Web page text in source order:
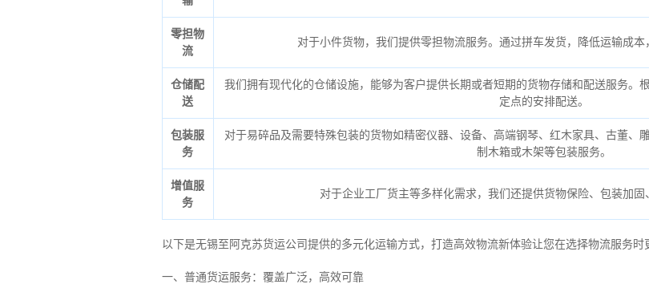
零担物
流
对于小件货物，我们提供零担物流服务。通过拼车发货，降低运输成本
仓储配
送
我们拥有现代化的仓储设施，能够为客户提供长期或者短期的货物存储和配送服务。
定点的安排配送。
包装服
务
对于易碎品及需要特殊包装的货物如精密仪器、设备、高端钢琴、红木家具、古董、
制木箱或木架等包装服务。
增值服
务
对于企业工厂货主等多样化需求，我们还提供货物保险、包装加固
以下是无锡至阿克苏货运公司提供的多元化运输方式，打造高效物流新体验让您在选择物流服务时
一、普通货运服务：覆盖广泛，高效可靠